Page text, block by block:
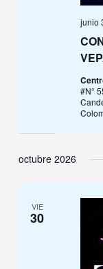
junio
#N°
octubre 2026
VIE
30